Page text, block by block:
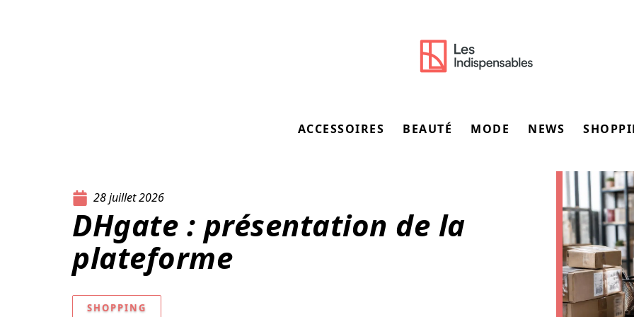
ACCESSOIRES BEAUTÉ MODE NEWS
28 juillet 2026
DHgate : présentation de la
plateforme
SHOPPING